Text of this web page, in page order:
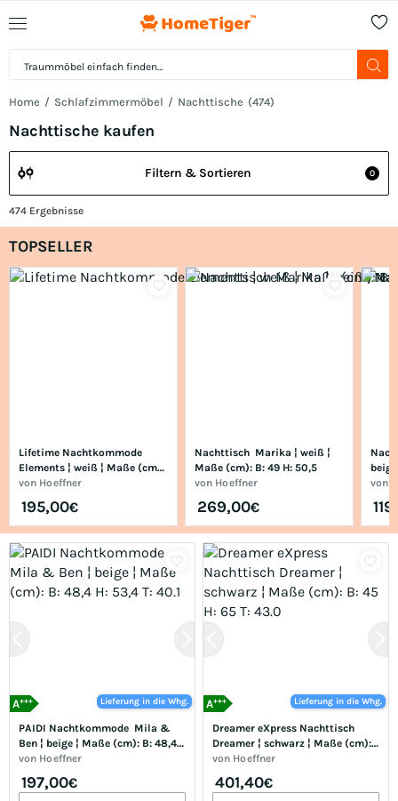
Home Schlafzimmermöbel Nachttische (474)
Nachttische kaufen
Filtern & Sortieren 0
474 Ergebnisse
TOPSELLER
Lifetime Nachtkommode
Elements ¦ weiß ¦ Maße (cm):
B: 43 H: 40 T: 36.5
von Hoeffner
195,00€
Nachttisch  Marika ¦ weiß ¦
Maße (cm): B: 49 H: 50,5
von Hoeffner
269,00€
56,2
von
Lieferung in die Whg.
A+++
PAIDI Nachtkommode  Mila &
Ben ¦ beige ¦ Maße (cm): B: 48,4
H: 53,4 T: 40.1
von Hoeffner
197,00€
Lieferung in die Whg.
A+++
Dreamer eXpress Nachttisch
Dreamer ¦ schwarz ¦ Maße (cm):
B: 45 H: 65 T: 43.0
von Hoeffner
401,40€